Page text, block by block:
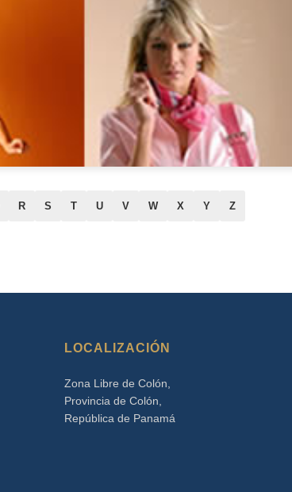
R S T U V W X Y Z
LOCALIZACIÓN
Zona Libre de Colón,
Provincia de Colón,
República de Panamá